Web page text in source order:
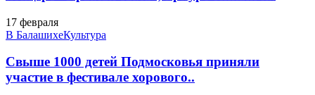
17 февраля
В БалашихеКультура
Свыше 1000 детей Подмосковья приняли
участие в фестивале хорового..